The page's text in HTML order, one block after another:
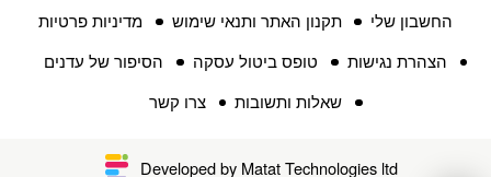
החשבון שלי תקנון האתר ותנאי שימוש
מדיניות פרטיות
הצהרת נגישות
טופס ביטול עסקה
הסיפור של עדנים
שאלות ותשובות
צרו קשר
Developed by Matat Technologies ltd